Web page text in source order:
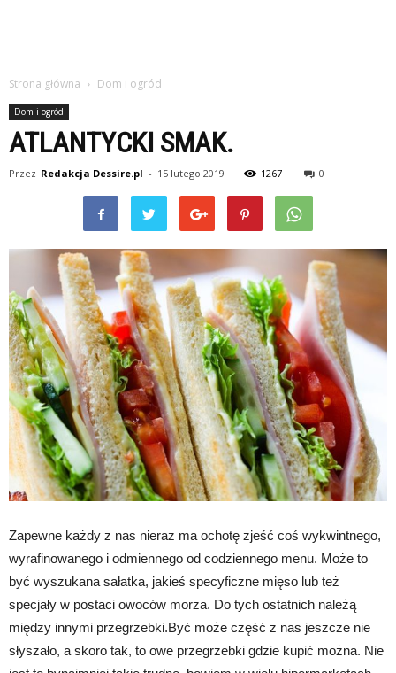
Strona główna Dom i ogród
Dom i ogród
ATLANTYCKI SMAK.
Przez Redakcja Dessire.pl - 15 lutego 2019 1267 0
Zapewne każdy z nas nieraz ma ochotę zjeść coś wykwintnego,
wyrafinowanego i odmiennego od codziennego menu. Może to
być wyszukana sałatka, jakieś specyficzne mięso lub też
specjały w postaci owoców morza. Do tych ostatnich należą
między innymi przegrzebki.Być może część z nas jeszcze nie
słyszało, a skoro tak, to owe przegrzebki gdzie kupić można. Nie